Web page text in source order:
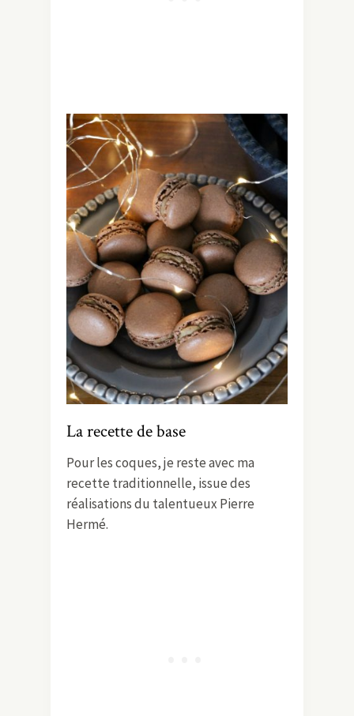
La recette de base
Pour les coques, je reste avec ma
recette traditionnelle, issue des
réalisations du talentueux Pierre
Hermé.